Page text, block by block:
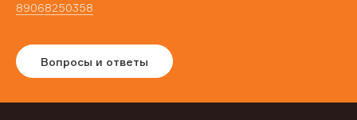
89068250358
Вопросы и ответы